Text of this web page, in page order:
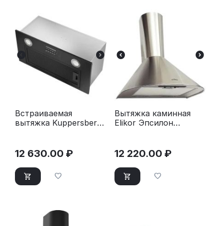
Встраиваемая
вытяжка Kuppersberg
12 630.00 ₽
Вытяжка каминная
Elikor Эпсилон
12 220.00 ₽